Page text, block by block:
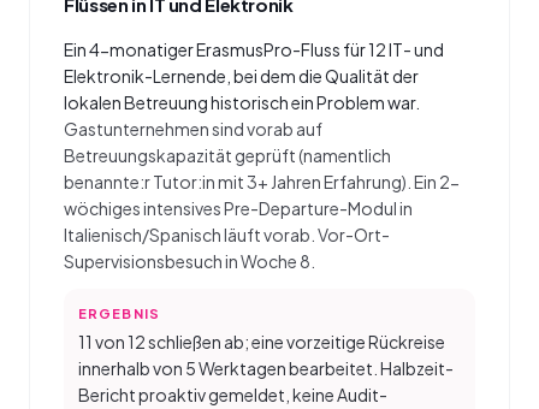
Ein 4-monatiger ErasmusPro-Fluss für 12 IT- und
Elektronik-Lernende, bei dem die Qualität der
lokalen Betreuung historisch ein Problem war.
Gastunternehmen sind vorab auf
Betreuungskapazität geprüft (namentlich
benannte:r Tutor:in mit 3+ Jahren Erfahrung). Ein 2-
wöchiges intensives Pre-Departure-Modul in
Italienisch/Spanisch läuft vorab. Vor-Ort-
Supervisionsbesuch in Woche 8.
ERGEBNIS
11 von 12 schließen ab; eine vorzeitige Rückreise
innerhalb von 5 Werktagen bearbeitet. Halbzeit-
Bericht proaktiv gemeldet, keine Audit-